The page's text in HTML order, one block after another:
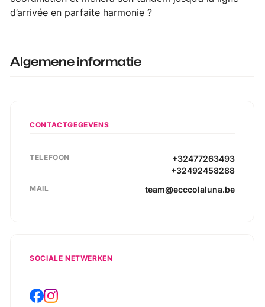
d’arrivée en parfaite harmonie ?
Algemene informatie
CONTACTGEGEVENS
TELEFOON
+32477263493
+32492458288
MAIL team@ecccolaluna.be
SOCIALE NETWERKEN